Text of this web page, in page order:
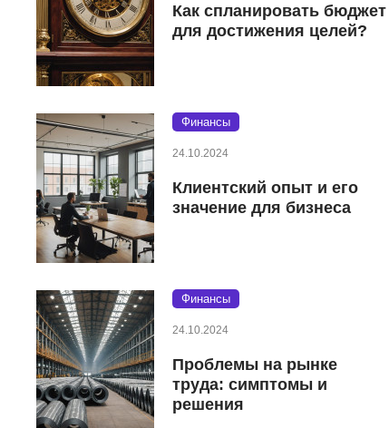
Как спланировать бюджет
для достижения целей?
Финансы
24.10.2024
Клиентский опыт и его
значение для бизнеса
Финансы
24.10.2024
Проблемы на рынке
труда: симптомы и
решения